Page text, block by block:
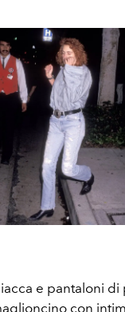
e pantaloni di
con